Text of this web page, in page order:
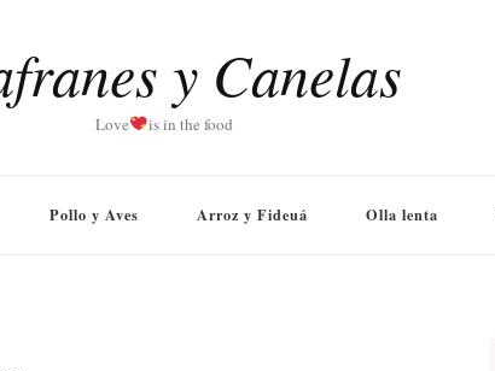
y Canelas
Love is in the food
Pollo y Aves Arroz y Fideuá Olla lenta